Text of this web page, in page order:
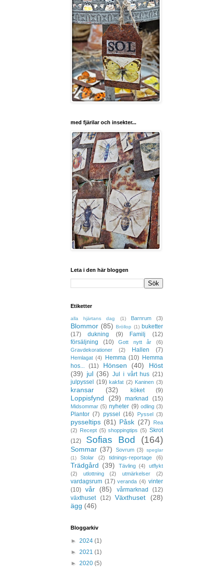
med fjärilar och insekter...
Leta i den här bloggen
Etiketter
alla hjärtans dag (1) Barnrum (3)
Blommor (85) Bröllop (1) buketter
(17)
dukning (9) Familj
(12)
försäljning
(10) Gott nytt år
(6)
Gravdekorationer
(2) Hallen (7)
Hemlagat (4) Hemma (10) Hemma
hos...
(11) Hönsen (40)
Höst
(39) jul (36) Jul i vårt hus (21)
julpyssel
(19) kakfat (2) Kaninen (3)
kransar (32) köket (9)
Loppisfynd (29) marknad (15)
Midsommar (5) nyheter (9) odling (3)
Plantor (7) pyssel (16) Pyssel (3)
pysseltips (81) Påsk (27)
Rea
(2) Recept (5) shoppingtips (5) Skrot
(12)
Sofias Bod (164)
Sommar (37) Sovrum (3)
speglar
(1)
Stolar (2) tidnings-reportage (6)
Trädgård (39) Tävling (4)
utflykt
(2)
utlottning (2) utmärkelser (2)
vardagsrum (17) veranda (4) vinter
(10) vår (85) vårmarknad
(12)
växthuset
(12) Växthuset
(28)
ägg (46)
Bloggarkiv
► 2024 (1)
► 2021 (1)
► 2020 (5)